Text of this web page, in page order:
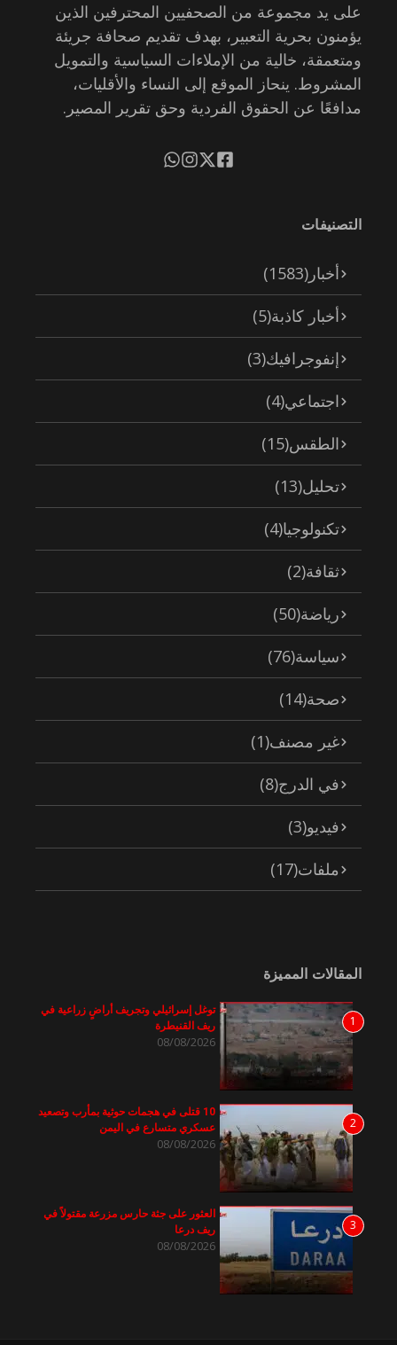
على يد مجموعة من الصحفيين المحترفين الذين
يؤمنون بحرية التعبير، بهدف تقديم صحافة جريئة
ومتعمقة، خالية من الإملاءات السياسية والتمويل
المشروط. ينحاز الموقع إلى النساء والأقليات،
مدافعًا عن الحقوق الفردية وحق تقرير المصير.
التصنيفات
أخبار (1583)
أخبار كاذبة(5)
إنفوجرافيك(3)
اجتماعي(4)
الطقس(15)
تحليل(13)
تكنولوجيا(4)
ثقافة(2)
رياضة(50)
سياسة(76)
صحة(14)
غير مصنف(1)
في الدرج(8)
فيديو(3)
ملفات(17)
المقالات المميزة
1
توغل إسرائيلي وتجريف أراضٍ زراعية في
ريف القنيطرة
08/08/2026
2
10 قتلى في هجمات حوثية بمأرب وتصعيد
عسكري متسارع في اليمن
08/08/2026
3
العثور على جثة حارس مزرعة مقتولاً في
ريف درعا
08/08/2026